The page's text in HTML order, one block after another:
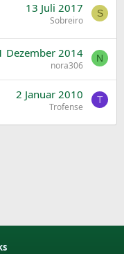
13 Juli 2017
Sobreiro
S
Dezember 2014
nora306
N
2 Januar 2010
Trofense
T